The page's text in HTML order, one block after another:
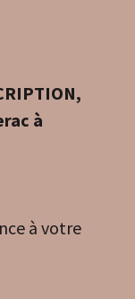
à
à votre